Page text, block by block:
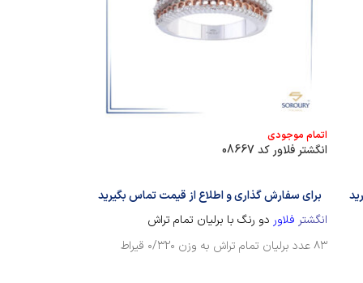
اتمام موجودی
انگشتر فلاور کد 08667
برای سفارش گذاری و اطلاع از قیمت تماس بگیرید
انگشتر فلاور دو رنگ با برلیان تمام تراش
۸۳ عدد برلیان تمام تراش به وزن ۰/۳2۰ قیراط